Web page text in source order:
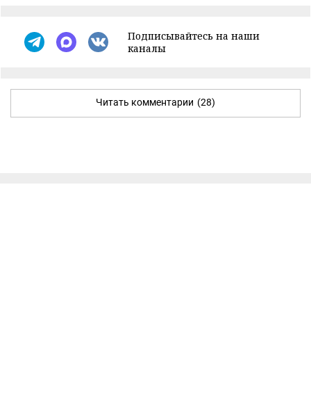
Подписывайтесь на наши
каналы
Читать комментарии (28)